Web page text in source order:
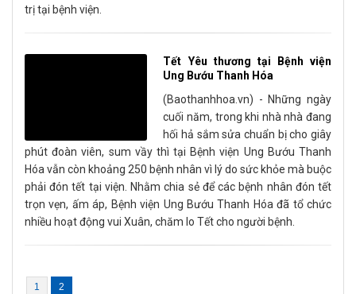
trị tại bệnh viện.
Tết Yêu thương tại Bệnh viện
Ung Bướu Thanh Hóa
(Baothanhhoa.vn) - Những ngày
cuối năm, trong khi nhà nhà đang
hối hả sắm sửa chuẩn bị cho giây
phút đoàn viên, sum vầy thì tại Bệnh viện Ung Bướu Thanh
Hóa vẫn còn khoảng 250 bệnh nhân vì lý do sức khỏe mà buộc
phải đón tết tại viện. Nhằm chia sẻ để các bệnh nhân đón tết
trọn vẹn, ấm áp, Bệnh viện Ung Bướu Thanh Hóa đã tổ chức
nhiều hoạt động vui Xuân, chăm lo Tết cho người bệnh.
1 2